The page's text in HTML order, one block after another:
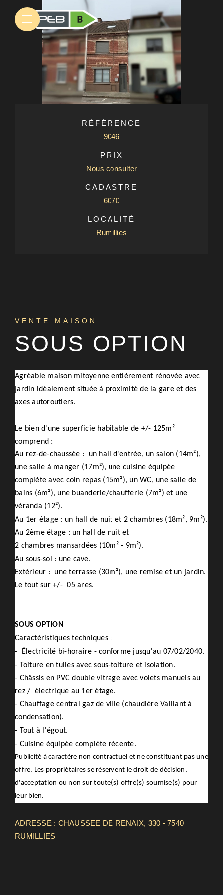
RÉFÉRENCE
9046
PRIX
Nous consulter
CADASTRE
607€
LOCALITÉ
Rumillies
VENTE MAISON
SOUS OPTION
Agréable maison mitoyenne entièrement rénovée avec
jardin idéalement située à proximité de la gare et des
axes autoroutiers.
Le bien d'une superficie habitable de +/- 125m²
comprend :
Au rez-de-chaussée : un hall d'entrée, un salon (14m²),
une salle à manger (17m²), une cuisine équipée
complète avec coin repas (15m²), un WC, une salle de
bains (6m²), une buanderie/chaufferie (7m²) et une
véranda (12²).
Au 1er étage : un hall de nuit et 2 chambres (18m², 9m²).
Au 2ème étage : un hall de nuit et
2 chambres mansardées (10m² - 9m²).
Au sous-sol : une cave.
Extérieur : une terrasse (30m²), une remise et un jardin.
Le tout sur +/- 05 ares.
SOUS OPTION
Caractéristiques techniques :
- Électricité bi-horaire - conforme jusqu'au 07/02/2040.
- Toiture en tuiles avec sous-toiture et isolation.
- Châssis en PVC double vitrage avec volets manuels au
rez / électrique au 1er étage.
- Chauffage central gaz de ville (chaudière Vaillant à
condensation).
- Tout à l'égout.
- Cuisine équipée complète récente.
Publicité à caractère non contractuel et ne constituant pas une
offre. Les propriétaires se réservent le droit de décision,
d'acceptation ou non sur toute(s) offre(s) soumise(s) pour
leur bien.
ADRESSE : CHAUSSEE DE RENAIX, 330 - 7540
RUMILLIES